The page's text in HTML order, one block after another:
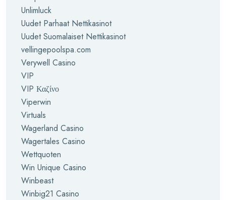
Unlimluck
Uudet Parhaat Nettikasinot
Uudet Suomalaiset Nettikasinot
vellingepoolspa.com
Verywell Casino
VIP
VIP Καζίνο
Viperwin
Virtuals
Wagerland Casino
Wagertales Casino
Wettquoten
Win Unique Casino
Winbeast
Winbig21 Casino